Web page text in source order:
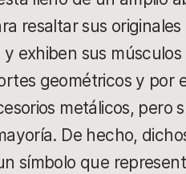
resaltar sus
exhiben sus
geométricos y por
metálicos, pero
De hecho,
símbolo que